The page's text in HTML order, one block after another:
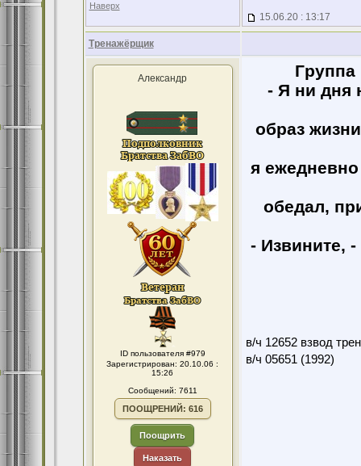
Наверх
15.06.20 : 13:17
Тренажёрщик
Александр
ID пользователя #979
Зарегистрирован: 20.10.06 :
15:26
Сообщений: 7611
ПООЩРЕНИЙ: 616
Поощрить
Наказать
Гpуппа
- Я ни дня
обpаз
я
обедал,
- Извините,
в/ч 12652 взвод
в/ч 05651 (1992)